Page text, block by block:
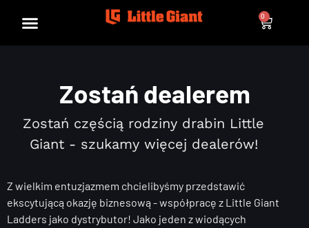
0
Zostań dealerem
Zostań częścią rodziny drabin Little
Giant - szukamy więcej dealerów!
Z wielkim entuzjazmem chcielibyśmy przedstawić
ekscytującą okazję biznesową - współpracę z Little Giant
Ladders jako dystrybutor! Jako jeden z wiodących